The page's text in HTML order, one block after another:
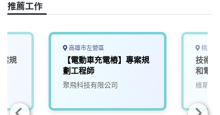
b
o
s
I
n
n
推薦工作
規
高雄市左營區
【電動車充電樁】專案規
劃工程師
聚飛科技有限公司
桃園
技術
和電
維斯美